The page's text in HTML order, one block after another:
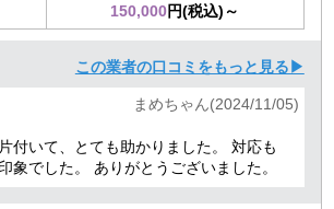
150,000円(税込)～
この業者の口コミをもっと見る▶
まめちゃん(2024/11/05)
付いて、とても助かりました。 対応も
象でした。 ありがとうございました。